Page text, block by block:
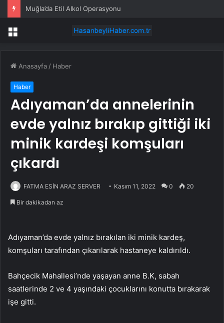
Muğla’da Etil Alkol Operasyonu
Menü
Anasayfa / Haber
Haber
Adıyaman’da annelerinin
evde yalnız bırakıp gittiği iki
minik kardeşi komşuları
çıkardı
FATMA ESİN ARAZ SERVER Kasım 11, 2022 0 20
Bir dakikadan az
Adıyaman’da evde yalnız bırakılan iki minik kardeş,
komşuları tarafından çıkarılarak hastaneye kaldırıldı.
Bahçecik Mahallesi’nde yaşayan anne B.K, sabah
saatlerinde 2 ve 4 yaşındaki çocuklarını konutta bırakarak
işe gitti.